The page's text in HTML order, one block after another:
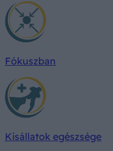
Fókuszban
Kisállatok egészsége